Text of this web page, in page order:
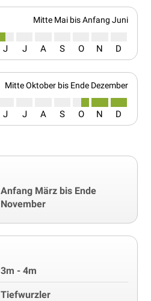
Mitte Mai bis Anfang Juni
J J A S O N D
Mitte Oktober bis Ende Dezember
J J A S O N D
Anfang März bis Ende
November
3m - 4m
Tiefwurzler